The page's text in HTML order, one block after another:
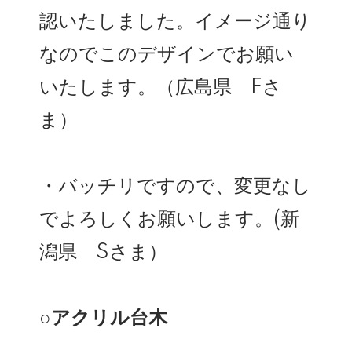
認いたしました。イメージ通り
なのでこのデザインでお願い
いたします。（広島県 Fさ
ま）
・バッチリですので、変更なし
でよろしくお願いします。(新
潟県 Sさま）
○アクリル台木